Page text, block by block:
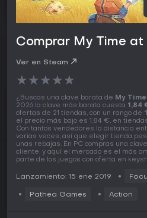
Comprar My Time at
Ver en Steam
★★★★★
¿Buscas una clave barata de My
2026 la clave más barata cuesta 1,84
ofertas de 21 tiendas, con un rango de
el precio más bajo es 1,84 €, en
Con tantos vendedores la distancia
varias veces, así que elegir tienda
unas rebajas. En PC compras una
cliente, y aquí el mercado es el más
parte de los juegos con oferta en
Lanzamiento: 15 ene 2019
Pathea Games Action